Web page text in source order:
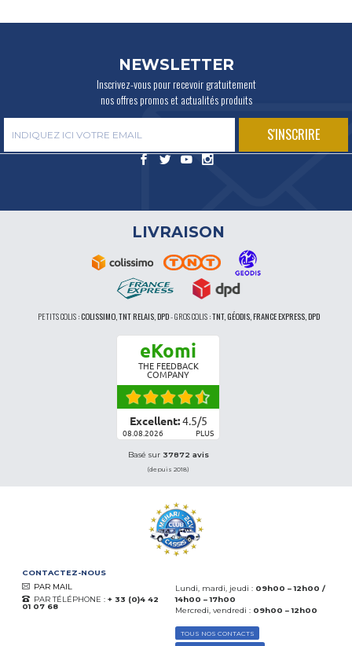
NEWSLETTER
Inscrivez-vous pour recevoir gratuitement
nos offres promos et actualités produits
LIVRAISON
PETITS COLIS :COLISSIMO, TNT RELAIS, DPD-GROS COLIS :TNT, GÉODIS, FRANCE EXPRESS, DPD
eKomi
THE FEEDBACK
COMPANY
Excellent:4.5/5
08.08.2026 PLUS
Basé sur 37872 avis
(depuis 2018)
CONTACTEZ-NOUS
PAR MAIL
PAR TÉLÉPHONE : + 33 (0)4 42
01 07 68
Lundi, mardi, jeudi : 09h00 – 12h00 /
14h00 – 17h00
Mercredi, vendredi : 09h00 – 12h00
TOUS NOS CONTACTS